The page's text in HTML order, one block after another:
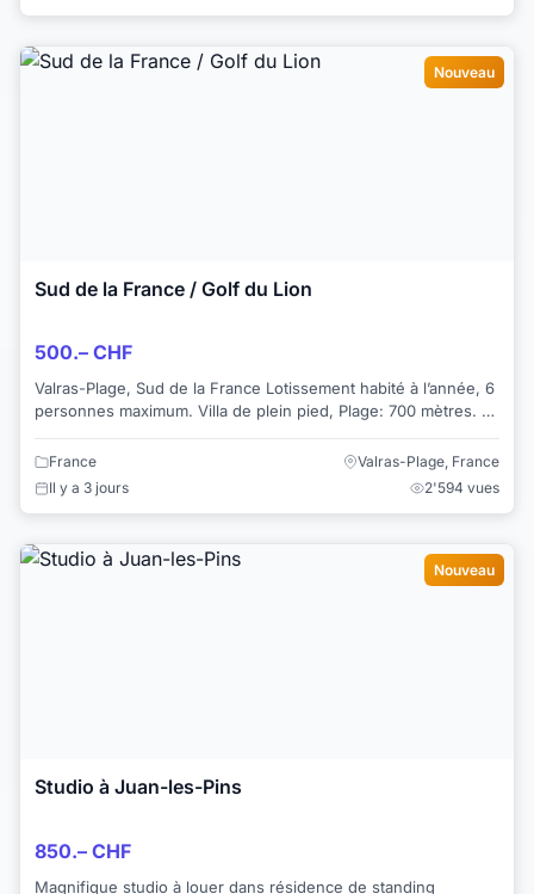
Nouveau
Sud de la France / Golf du Lion
500.– CHF
Valras-Plage, Sud de la France Lotissement habité à l’année, 6
personnes maximum. Villa de plein pied, Plage: 700 mètres. 2
chambres, Cuisine et...
France
Valras-Plage, France
Il y a 3 jours
2'594 vues
Nouveau
Studio à Juan-les-Pins
850.– CHF
Magnifique studio à louer dans résidence de standing